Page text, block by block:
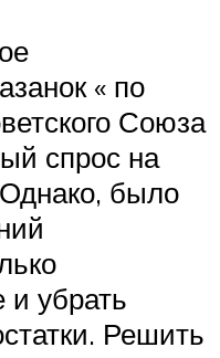
« по
Союза
спрос на
было
и убрать
Решить